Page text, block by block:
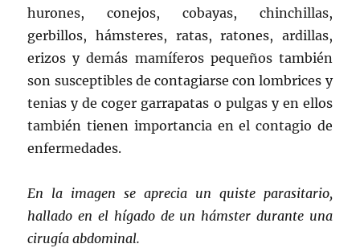
hurones, conejos, cobayas, chinchillas,
gerbillos, hámsteres, ratas, ratones, ardillas,
erizos y demás mamíferos pequeños también
son susceptibles de contagiarse con lombrices y
tenias y de coger garrapatas o pulgas y en ellos
también tienen importancia en el contagio de
enfermedades.
En la imagen se aprecia un quiste parasitario,
hallado en el hígado de un hámster durante una
cirugía abdominal.